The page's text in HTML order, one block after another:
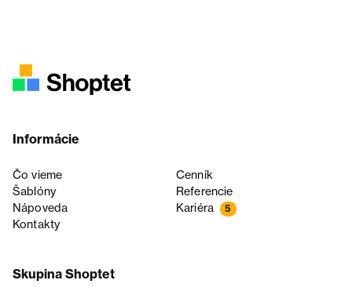
Informácie
Čo vieme
Cenník
Šablóny
Referencie
Nápoveda
Kariéra 5
Kontakty
Skupina Shoptet